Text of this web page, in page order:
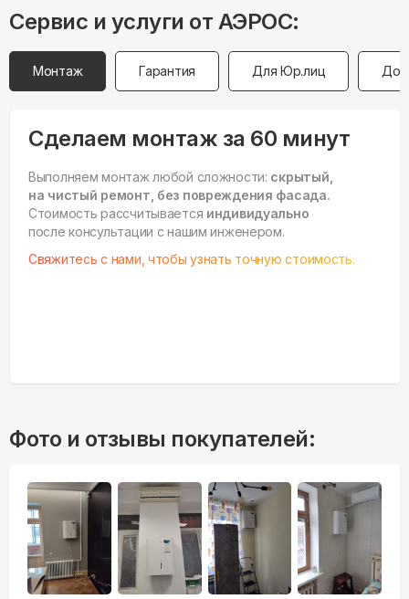
Сервис и услуги от АЭРОС:
Монтаж Гарантия Для Юр.лиц
Сделаем монтаж за 60 минут
Выполняем монтаж любой сложности: скрытый,
на чистый ремонт, без повреждения фасада.
Стоимость рассчитывается индивидуально
после консультации с нашим инженером.
Свяжитесь с нами, чтобы узнать точную стоимость.
Фото и отзывы покупателей: